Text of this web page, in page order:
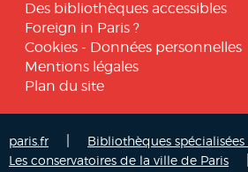
Des bibliothèques accessibles
Foreign in Paris ?
Cookies - Données personnelles
Mentions légales
Plan du site
paris.fr Bibliothèques
Les conservatoires de la ville de Paris